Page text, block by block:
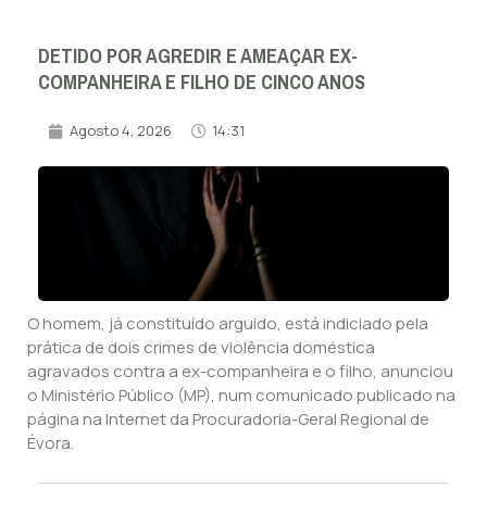
DETIDO POR AGREDIR E AMEAÇAR EX-
COMPANHEIRA E FILHO DE CINCO ANOS
Agosto 4, 2026 14:31
O homem, já constituído arguido, está indiciado pela
prática de dois crimes de violência doméstica
agravados contra a ex-companheira e o filho, anunciou
o Ministério Público (MP), num comunicado publicado na
página na Internet da Procuradoria-Geral Regional de
Évora.